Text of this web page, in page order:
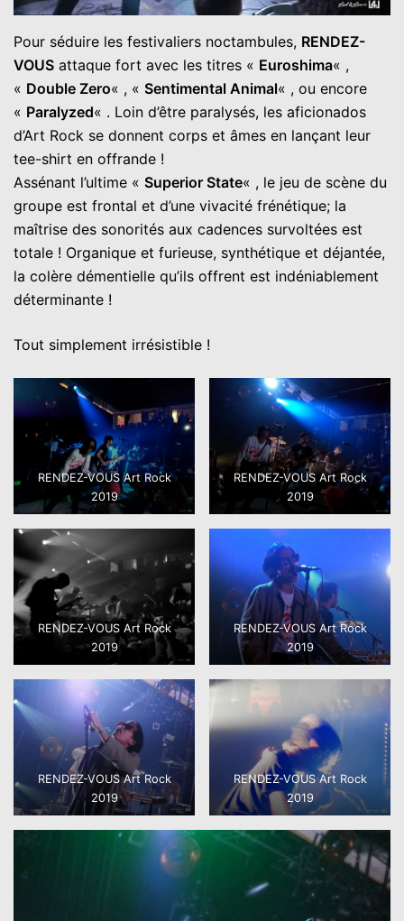
Pour séduire les festivaliers noctambules, RENDEZ-
VOUS attaque fort avec les titres « Euroshima« ,
« Double Zero« , « Sentimental Animal« , ou encore
« Paralyzed« . Loin d’être paralysés, les aficionados
d’Art Rock se donnent corps et âmes en lançant leur
tee-shirt en offrande !
Assénant l’ultime « Superior State« , le jeu de scène du
groupe est frontal et d’une vivacité frénétique; la
maîtrise des sonorités aux cadences survoltées est
totale ! Organique et furieuse, synthétique et déjantée,
la colère démentielle qu’ils offrent est indéniablement
déterminante !
Tout simplement irrésistible !
RENDEZ-VOUS Art Rock
2019
RENDEZ-VOUS Art Rock
2019
RENDEZ-VOUS Art Rock
2019
RENDEZ-VOUS Art Rock
2019
RENDEZ-VOUS Art Rock
2019
RENDEZ-VOUS Art Rock
2019